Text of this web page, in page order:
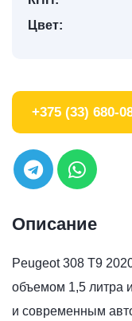
Цвет:
+375 (33) 680-
Описание
Peugeot 308 T9
объемом 1,5 литра
и современным